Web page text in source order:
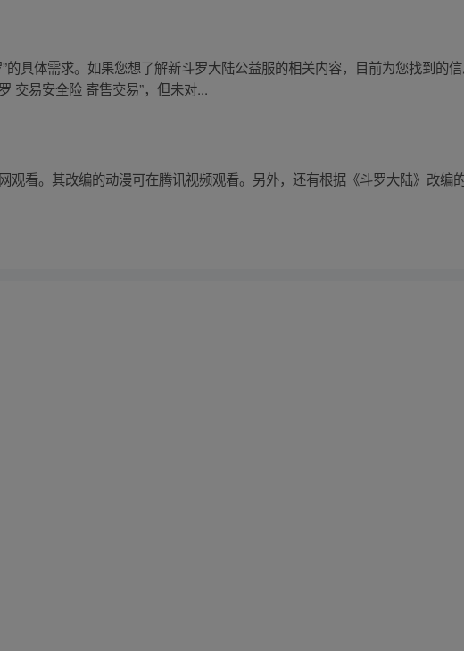
的具体需求。如果您想了解新斗罗大陆公益服的相关内容，目前为您找到的
交易安全险 寄售交易”，但未对...
观看。其改编的动漫可在腾讯视频观看。另外，还有根据《斗罗大陆》改编